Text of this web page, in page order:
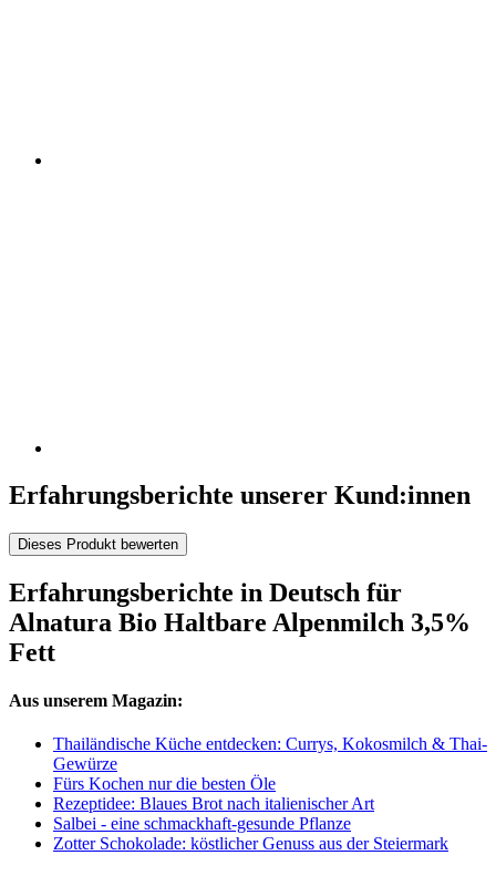
Erfahrungsberichte unserer Kund:innen
Dieses Produkt bewerten
Erfahrungsberichte in Deutsch für
Alnatura Bio Haltbare Alpenmilch 3,5%
Fett
Aus unserem Magazin:
Thailändische Küche entdecken: Currys, Kokosmilch & Thai-
Gewürze
Fürs Kochen nur die besten Öle
Rezeptidee: Blaues Brot nach italienischer Art
Salbei - eine schmackhaft-gesunde Pflanze
Zotter Schokolade: köstlicher Genuss aus der Steiermark